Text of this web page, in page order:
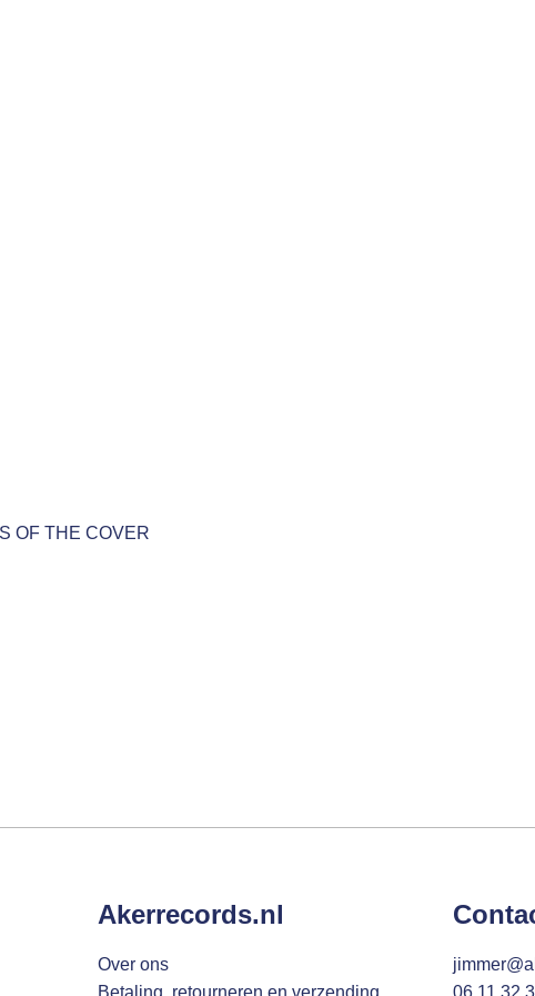
OF THE COVER
Akerrecords.nl
Over ons
Betaling, retourneren en verzending
06 11 32